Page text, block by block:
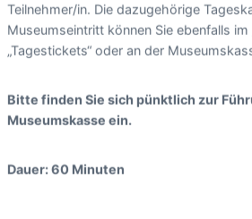
Teilnehmer/in. Die dazugehörige
Museumseintritt können Sie ebenfalls im
„Tagestickets“ oder an der
Bitte finden Sie sich pünktlich zur
Museumskasse ein.
Dauer: 60 Minuten